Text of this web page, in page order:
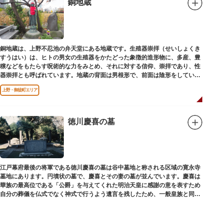
銅地蔵
銅地蔵は、上野不忍池の弁天堂にある地蔵です。生殖器崇拝（せいしょくき
すうはい）は、ヒトの男女の生殖器をかたどった象徴的造形物に、多産、豊
穣などをもたらす呪術的な力をみとめ、それに対する信仰、崇拝であり、性
器崇拝とも呼ばれています。地蔵の背面は男根形で、前面は陰形をしていま
す。
上野・御徒町エリア
徳川慶喜の墓
江戸幕府最後の将軍である徳川慶喜の墓は谷中墓地と称される区域の寛永寺
墓地にあります。円墳状の墓で、慶喜とその妻の墓が並んでいます。慶喜は
華族の最高位である「公爵」を与えてくれた明治天皇に感謝の意を表すため
自分の葬儀を仏式でなく神式で行うよう遺言を残したため、一般皇族と同じ